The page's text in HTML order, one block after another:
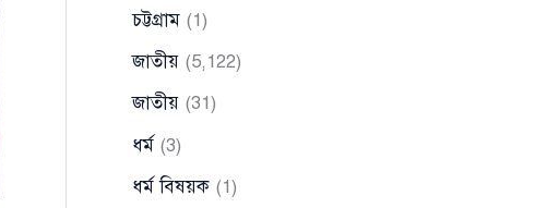
চট্টগ্রাম (1)
জাতীয় (5,122)
জাতীয় (31)
ধর্ম (3)
ধর্ম বিষয়ক (1)